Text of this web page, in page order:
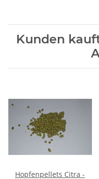
Kunden
Hopfenpellets Citra -